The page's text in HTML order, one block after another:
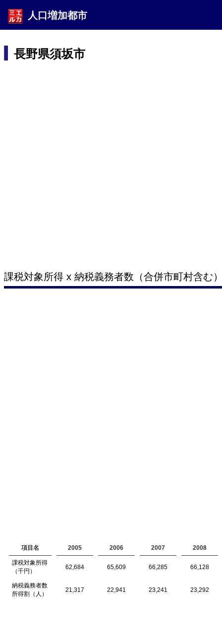
人口増加都市
長野県須坂市
課税対象所得 x 納税義務者数（合併市町村含む
項目名 2005 2006 2007 2008
課税対象所得
（千円）
62,684 65,609 66,285 66,128
納税義務者数
所得割（人）
21,317 22,941 23,241 23,292